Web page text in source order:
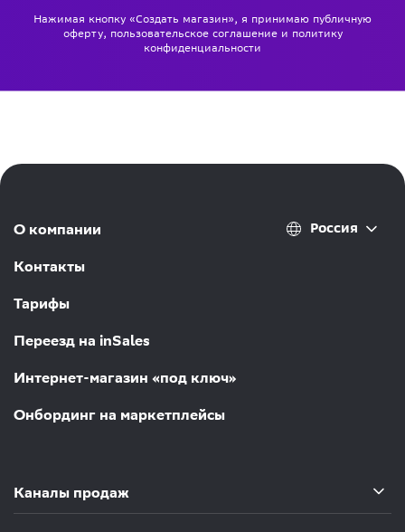
Нажимая кнопку «Создать магазин», я принимаю публичную
оферту, пользовательское соглашениеи политику
конфиденциальности
О компании
Контакты
Тарифы
Переезд на inSales
Интернет-магазин «под ключ»
Онбординг на маркетплейсы
Россия
Каналы продаж